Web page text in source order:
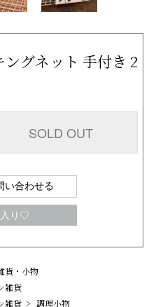
グネット 手付き 2
SOLD OUT
い合わせる
入り♡
貨・小物
雑貨
雑貨 > 調理小物